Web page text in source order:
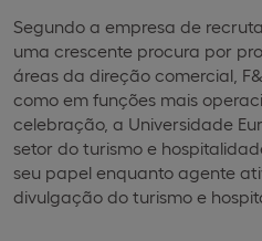
Segundo a empresa de
uma crescente procura por
áreas da direção comercial,
como em funções mais
celebração, a Universidade
setor do turismo e
seu papel enquanto agente
divulgação do turismo e